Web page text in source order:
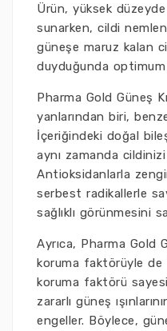
Ürün, yüksek
sunarken, cildi
güneşe maruz kalan
duyduğunda optimum
Pharma Gold Güneş
yanlarından biri,
İçeriğindeki doğal
aynı zamanda
Antioksidanlarla
serbest radikallerle
sağlıklı görünmesini
Ayrıca, Pharma Gold
koruma faktörüyle de
koruma faktörü
zararlı güneş
engeller. Böylece,